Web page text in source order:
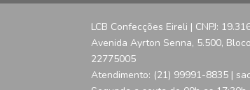
LCB Confecções Eireli | CNPJ:
Avenida Ayrton Senna, 5.500,
22775005
Atendimento: (21) 99991-8835 |